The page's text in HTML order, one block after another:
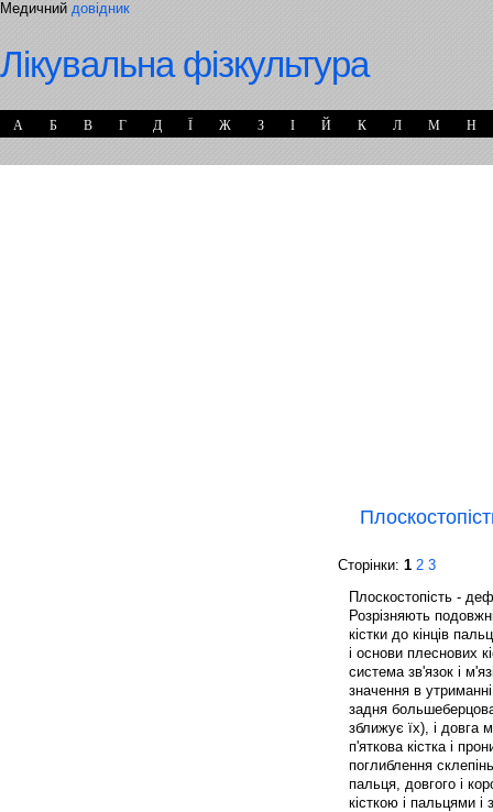
Медичний довідник
Лікувальна фізкультура
А Б В Г Д Ї Ж З І Й К Л М Н
Сторінки: 1 2 3
Плоскостопість -
Розрізняють
кістки до кінців
і основи плеснових
система зв'язок і
значення в
задня
зближує їх), і довга
п'яткова кістка і
поглиблення
пальця, довгого і
кісткою і пальцями і